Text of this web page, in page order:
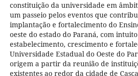
constituição da universidade em
um passeio pelos eventos que
implantação e fortalecimento do
oeste do estado do Paraná, com
estabelecimento, crescimento e
Universidade Estadual do Oeste do
origem a partir da reunião de
existentes ao redor da cidade de